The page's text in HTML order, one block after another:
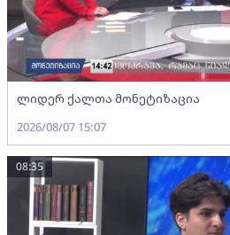
ლიდერ ქალთა მონეტიზაცია
2026/08/07 15:07
08:35